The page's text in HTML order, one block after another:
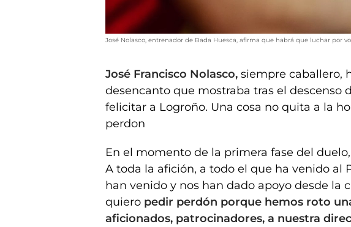
José Nolasco, entrenador de Bada Huesca, afirma que habrá que luchar por
José Francisco Nolasco, siempre caballero,
desencanto que mostraba tras el descenso
felicitar a Logroño. Una cosa no quita a la
perdon
En el momento de la primera fase del
A toda la afición, a todo el que ha venido al
han venido y nos han dado apoyo desde la
quiero pedir perdón porque hemos roto
aficionados, patrocinadores, a nuestra